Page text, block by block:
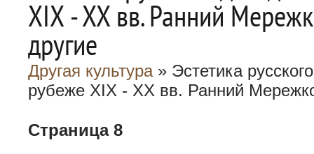
XIX - XX вв. Ранний
другие
Другая культура» Эстетика
рубеже XIX - XX вв. Ранний
Страница 8